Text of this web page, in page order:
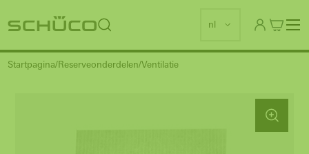
nl
Startpagina Reserveonderdelen Ventilatie